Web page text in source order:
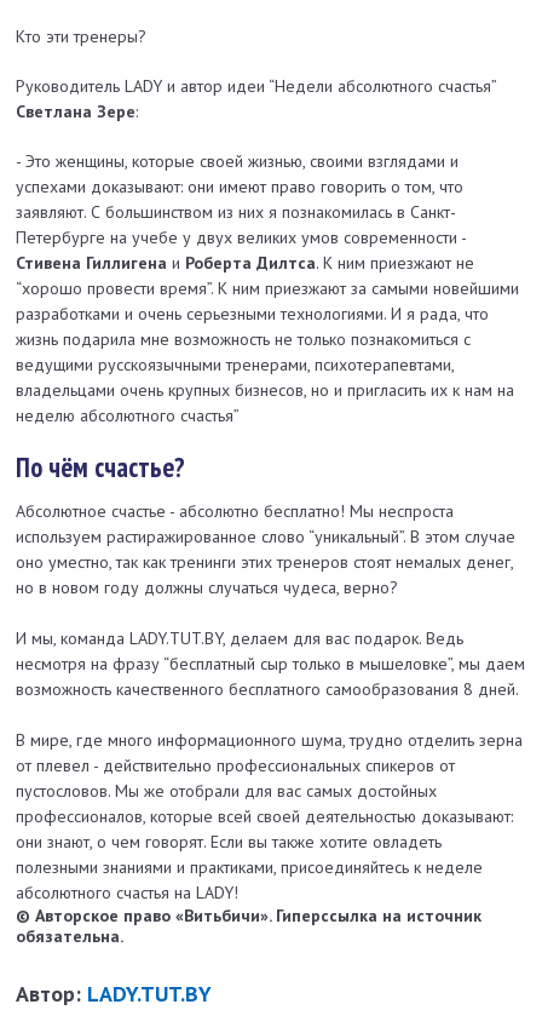
Кто эти тренеры?
Руководитель LADY и автор идеи “Недели абсолютного счастья”
Светлана Зере:
- Это женщины, которые своей жизнью, своими взглядами и
успехами доказывают: они имеют право говорить о том, что
заявляют. С большинством из них я познакомилась в Санкт-
Петербурге на учебе у двух великих умов современности -
Стивена Гиллигена и Роберта Дилтса. К ним приезжают не
“хорошо провести время”. К ним приезжают за самыми новейшими
разработками и очень серьезными технологиями. И я рада, что
жизнь подарила мне возможность не только познакомиться с
ведущими русскоязычными тренерами, психотерапевтами,
владельцами очень крупных бизнесов, но и пригласить их к нам на
неделю абсолютного счастья”
По чём счастье?
Абсолютное счастье - абсолютно бесплатно! Мы неспроста
используем растиражированное слово “уникальный”. В этом случае
оно уместно, так как тренинги этих тренеров стоят немалых денег,
но в новом году должны случаться чудеса, верно?
И мы, команда LADY.TUT.BY, делаем для вас подарок. Ведь
несмотря на фразу “бесплатный сыр только в мышеловке”, мы даем
возможность качественного бесплатного самообразования 8 дней.
В мире, где много информационного шума, трудно отделить зерна
от плевел - действительно профессиональных спикеров от
пустословов. Мы же отобрали для вас самых достойных
профессионалов, которые всей своей деятельностью доказывают:
они знают, о чем говорят. Если вы также хотите овладеть
полезными знаниями и практиками, присоединяйтесь к неделе
абсолютного счастья на LADY!
© Авторское право «Витьбичи». Гиперссылка на источник
обязательна.
Автор: LADY.TUT.BY